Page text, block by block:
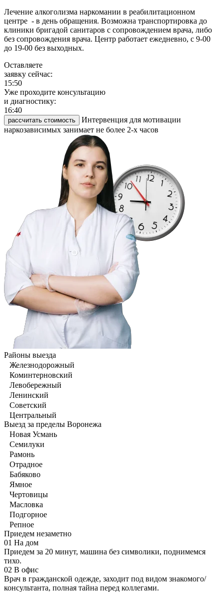
Лечение алкоголизма наркомании в реабилитационном
центре - в день обращения. Возможна транспортировка до
клиники бригадой санитаров с сопровождением врача, либо
без сопровождения врача. Центр работает ежедневно, с 9-00
до 19-00 без выходных.
Оставляете
заявку сейчас:
15:50
Уже проходите консультацию
и диагностику:
16:40
рассчитать стоимость
Интервенция для мотивации
наркозависимых занимает не более 2-х часов
Районы выезда
Железнодорожный
Коминтерновский
Левобережный
Ленинский
Советский
Центральный
Выезд за пределы Воронежа
Новая Усмань
Семилуки
Рамонь
Отрадное
Бабяково
Ямное
Чертовицы
Масловка
Подгорное
Репное
Приедем незаметно
01 На дом
Приедем за 20 минут, машина без символики, поднимемся
тихо.
02 В офис
Врач в гражданской одежде, заходит под видом знакомого/
консультанта, полная тайна перед коллегами.